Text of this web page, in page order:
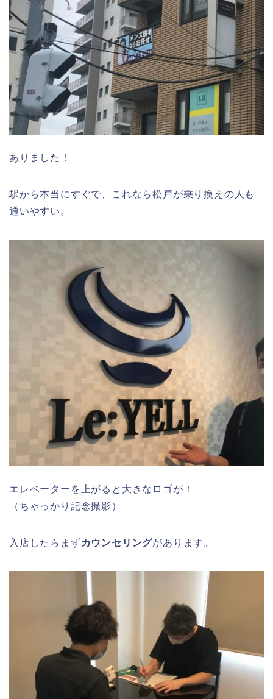
ありました！
駅から本当にすぐで、これなら松戸が乗り換えの人も
通いやすい。
エレベーターを上がると大きなロゴが！
（ちゃっかり記念撮影）
入店したらまずカウンセリングがあります。